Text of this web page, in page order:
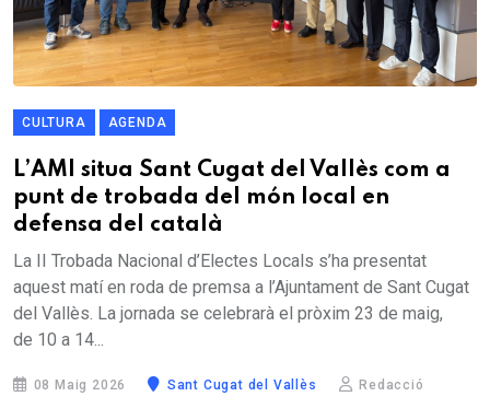
CULTURA AGENDA
L’AMI situa Sant Cugat del Vallès com a
punt de trobada del món local en
defensa del català
La II Trobada Nacional d’Electes Locals s’ha presentat
aquest matí en roda de premsa a l’Ajuntament de Sant Cugat
del Vallès. La jornada se celebrarà el pròxim 23 de maig,
de 10 a 14...
08 Maig 2026 Sant Cugat del Vallès Redacció